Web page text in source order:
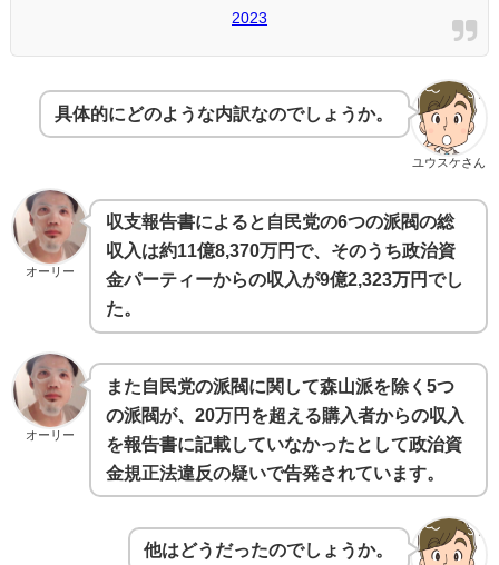
2023
ユウスケさん
具体的にどのような内訳なのでしょうか。
オーリー
収支報告書によると自民党の6つの派閥の総
収入は約11億8,370万円で、そのうち政治資
金パーティーからの収入が9億2,323万円でし
た。
オーリー
また自民党の派閥に関して森山派を除く5つ
の派閥が、20万円を超える購入者からの収入
を報告書に記載していなかったとして政治資
金規正法違反の疑いで告発されています。
他はどうだったのでしょうか。